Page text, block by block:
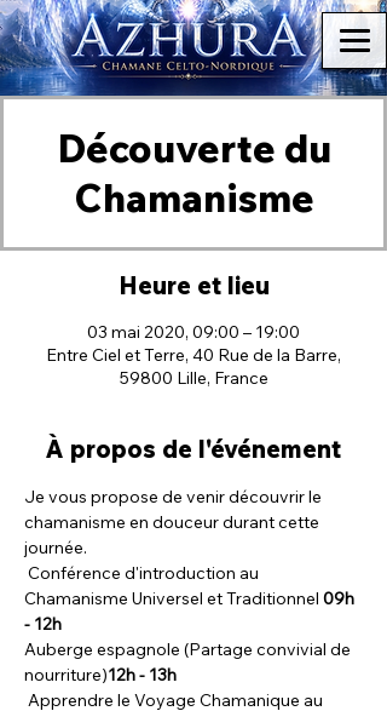
Découverte du
Chamanisme
Heure et lieu
03 mai 2020, 09:00 – 19:00
Entre Ciel et Terre, 40 Rue de la Barre,
59800 Lille, France
À propos de l'événement
Je vous propose de venir découvrir le
chamanisme en douceur durant cette
journée.
Chamanisme Universel et Traditionnel 09h
- 12h
Auberge espagnole (Partage convivial de
nourriture)12h - 13h